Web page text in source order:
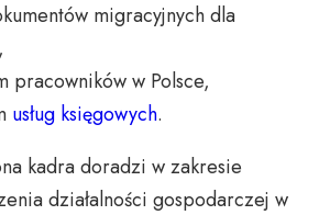
migracyjnych dla
pracowników w Polsce,
usług księgowych.
kadra doradzi w zakresie
działalności gospodarczej w